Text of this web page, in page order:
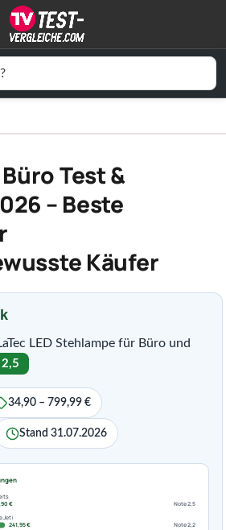
Test &
– Beste
Käufer
LED Stehlampe für Büro und
34,90 – 799,99 €
Stand 31.07.2026
€
Note 2,5
Jet i
241,95 €
Note 2,2